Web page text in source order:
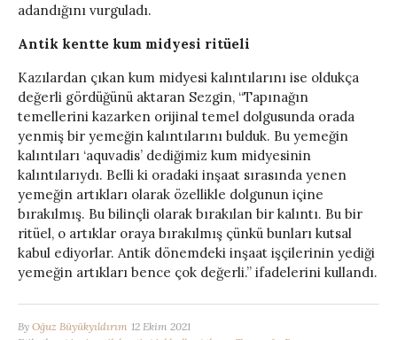
adandığını vurguladı.
Antik kentte kum midyesi ritüeli
Kazılardan çıkan kum midyesi kalıntılarını ise oldukça
değerli gördüğünü aktaran Sezgin, “Tapınağın
temellerini kazarken orijinal temel dolgusunda orada
yenmiş bir yemeğin kalıntılarını bulduk. Bu yemeğin
kalıntıları ‘aquvadis’ dediğimiz kum midyesinin
kalıntılarıydı. Belli ki oradaki inşaat sırasında yenen
yemeğin artıkları olarak özellikle dolgunun içine
bırakılmış. Bu bilinçli olarak bırakılan bir kalıntı. Bu bir
ritüel, o artıklar oraya bırakılmış çünkü bunları kutsal
kabul ediyorlar. Antik dönemdeki inşaat işçilerinin yediği
yemeğin artıkları bence çok değerli.” ifadelerini kullandı.
By Oğuz Büyükyıldırım 12 Ekim 2021